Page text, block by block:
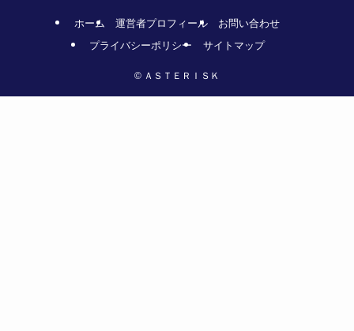
ホーム 運営者プロフィール
お問い合わせ
プライバシーポリシー
サイトマップ
© ＡＳＴＥＲＩＳＫ